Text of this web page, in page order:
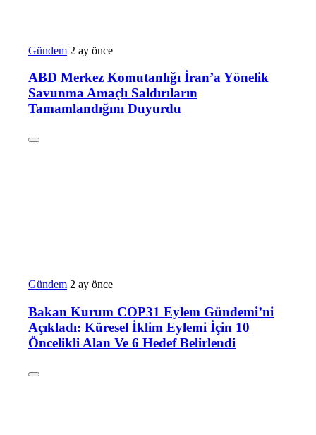
Gündem 2 ay önce
ABD Merkez Komutanlığı İran’a Yönelik
Savunma Amaçlı Saldırıların
Tamamlandığını Duyurdu
Gündem 2 ay önce
Bakan Kurum COP31 Eylem Gündemi’ni
Açıkladı: Küresel İklim Eylemi İçin 10
Öncelikli Alan Ve 6 Hedef Belirlendi